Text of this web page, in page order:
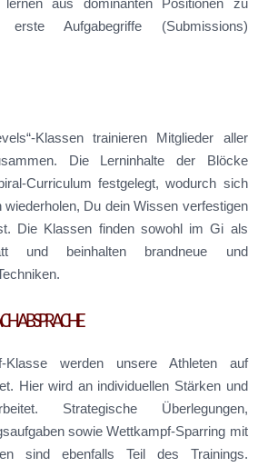
erste Aufgabegriffe (Submissions)
Klassen trainieren Mitglieder aller
Die Lerninhalte der Blöcke
Curriculum festgelegt, wodurch sich
wiederholen, Du dein Wissen verfestigen
Die Klassen finden sowohl im Gi als
und beinhalten brandneue und
ABSPRACHE
Klasse werden unsere Athleten auf
Hier wird an individuellen Stärken und
Strategische Überlegungen,
sowie Wettkampf-Sparring mit
sind ebenfalls Teil des Trainings.